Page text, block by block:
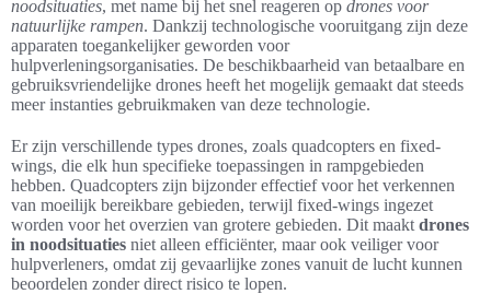
noodsituaties, met name bij het snel reageren op drones voor
natuurlijke rampen. Dankzij technologische vooruitgang zijn deze
apparaten toegankelijker geworden voor
hulpverleningsorganisaties. De beschikbaarheid van betaalbare en
gebruiksvriendelijke drones heeft het mogelijk gemaakt dat steeds
meer instanties gebruikmaken van deze technologie.
Er zijn verschillende types drones, zoals quadcopters en fixed-
wings, die elk hun specifieke toepassingen in rampgebieden
hebben. Quadcopters zijn bijzonder effectief voor het verkennen
van moeilijk bereikbare gebieden, terwijl fixed-wings ingezet
worden voor het overzien van grotere gebieden. Dit maakt drones
in noodsituaties niet alleen efficiënter, maar ook veiliger voor
hulpverleners, omdat zij gevaarlijke zones vanuit de lucht kunnen
beoordelen zonder direct risico te lopen.